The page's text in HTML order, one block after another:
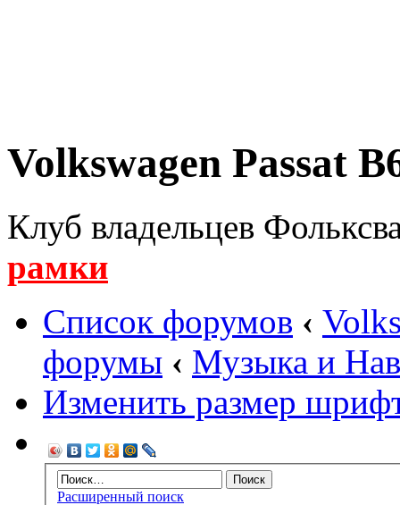
Volkswagen Passat
Клуб владельцев
рамки
Список форумов ‹
форумы ‹ Музыка и
Изменить размер
Расширенный поиск